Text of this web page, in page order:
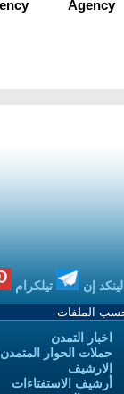
لينكد إن تيلكرام
اخبار التمدن
حملات الحوار المتمدن
الارشيف
أرشيف الاستفتاءات